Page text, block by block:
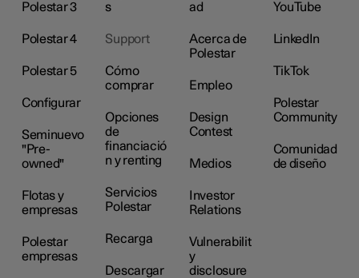
Polestar 3
Polestar 4
Polestar 5
Configurar
Seminuevo
"Pre-
owned"
Flotas y
empresas
Polestar
empresas
s
Support
Cómo
comprar
Opciones
de
financiació
n y renting
Servicios
Polestar
Recarga
Descargar
ad
Acerca de
Polestar
Empleo
Design
Contest
Medios
Investor
Relations
Vulnerabilit
y
disclosure
YouTube
LinkedIn
TikTok
Polestar
Community
Comunidad
de diseño